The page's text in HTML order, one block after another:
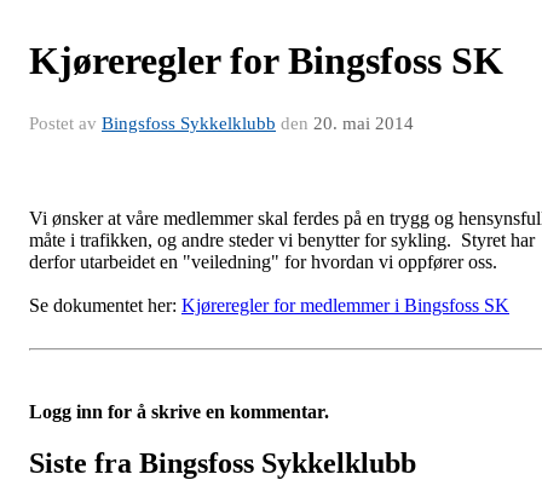
Kjøreregler for Bingsfoss SK
Postet av Bingsfoss Sykkelklubb den 20. mai 2014
Vi ønsker at våre medlemmer skal ferdes på en trygg og
måte i trafikken, og andre steder vi benytter for sykling. Styret har
derfor utarbeidet en "veiledning" for hvordan vi oppfører oss.
Se dokumentet her: Kjøreregler for medlemmer i Bingsfoss SK
Logg inn for å skrive en kommentar.
Siste fra Bingsfoss Sykkelklubb